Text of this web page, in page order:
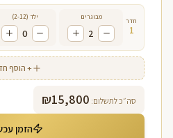
חדר
1
מבוגרים
2
ילד (2-12)
0
+ הוסף
סה״כ לתשלום: ₪15,800
הזמן